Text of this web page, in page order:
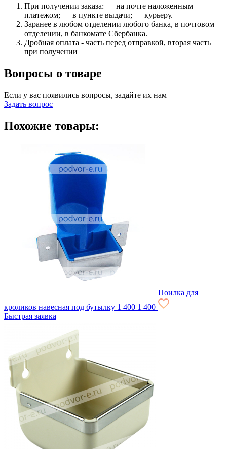
При получении заказа: — на почте наложенным
платежом; — в пункте выдачи; — курьеру.
Заранее в любом отделении любого банка, в почтовом
отделении, в банкомате Сбербанка.
Дробная оплата - часть перед отправкой, вторая часть
при получении
Вопросы о товаре
Если у вас появились вопросы, задайте их нам
Задать вопрос
Похожие товары:
Поилка для
кроликов навесная под бутылку 1 400 1 400
Быстрая заявка